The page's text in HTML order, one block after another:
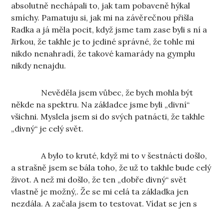
absolutně nechápali to, jak tam pobaveně hýkal
smíchy. Pamatuju si, jak mi na závěrečnou přišla
Radka a já měla pocit, když jsme tam zase byli s ní a
Jirkou, že takhle je to jediné správné, že tohle mi
nikdo nenahradí, že takové kamarády na gymplu
nikdy nenajdu.
Nevěděla jsem vůbec, že bych mohla být
někde na spektru. Na základce jsme byli „divní“
všichni. Myslela jsem si do svých patnácti, že takhle
„divný“ je celý svět.
A bylo to kruté, když mi to v šestnácti došlo,
a strašně jsem se bála toho, že už to takhle bude celý
život. A než mi došlo, že ten „dobře divný“ svět
vlastně je možný,. Že se mi celá ta základka jen
nezdála. A začala jsem to testovat. Vídat se jen s